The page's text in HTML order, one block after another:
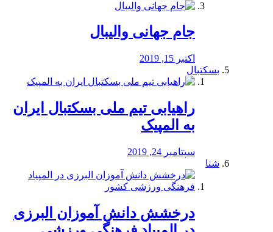
جام جهانی والیبال
اکتبر 15, 2019
بسکتبال
راهیابی تیم ملی بسکتبال ایران
به المپیک
سپتامبر 24, 2019
شنا
درخشش دانش آموزان البرزی